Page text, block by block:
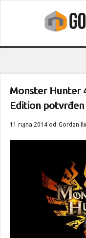
Monster Hunter
Edition potvrđen
11 rujna 2014 od Gordan